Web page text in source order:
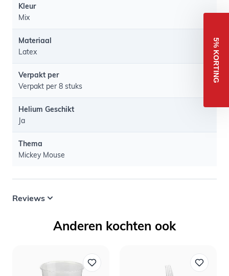
Kleur
Mix
Materiaal
Latex
Verpakt per
Verpakt per 8 stuks
Helium Geschikt
Ja
Thema
Mickey Mouse
Reviews
Anderen kochten ook
5% KORTING